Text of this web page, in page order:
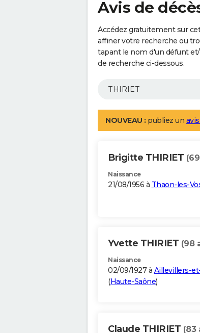
Avis de
Accédez gratuitement sur
affiner votre recherche ou
tapant le nom d'un défunt
de recherche ci-dessous.
NOUVEAU : publiez un
Brigitte THIRIET
Naissance
21/08/1956 à Thaon-les-
Yvette THIRIET (98
Naissance
02/09/1927 à Aillevillers-
(Haute-Saône)
Claude THIRIET (83